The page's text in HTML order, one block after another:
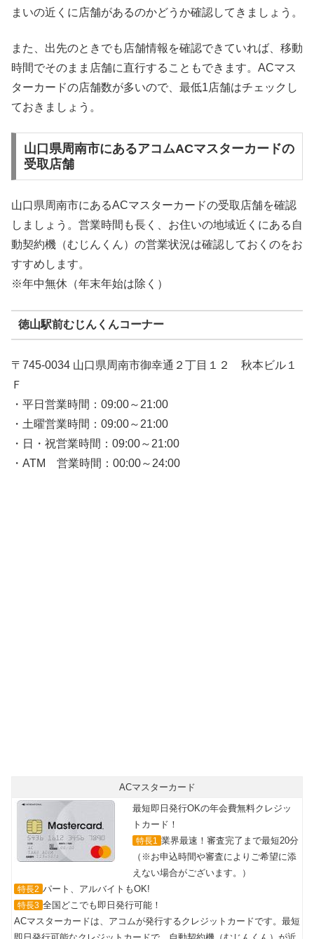
まいの近くに店舗があるのかどうか確認してきましょう。
また、出先のときでも店舗情報を確認できていれば、移動
時間でそのまま店舗に直行することもできます。ACマス
ターカードの店舗数が多いので、最低1店舗はチェックし
ておきましょう。
山口県周南市にあるアコムACマスターカードの
受取店舗
山口県周南市にあるACマスターカードの受取店舗を確認
しましょう。営業時間も長く、お住いの地域近くにある自
動契約機（むじんくん）の営業状況は確認しておくのをお
すすめします。
※年中無休（年末年始は除く）
徳山駅前むじんくんコーナー
〒745-0034 山口県周南市御幸通２丁目１２ 秋本ビル１
Ｆ
・平日営業時間：09:00～21:00
・土曜営業時間：09:00～21:00
・日・祝営業時間：09:00～21:00
・ATM 営業時間：00:00～24:00
ACマスターカード
最短即日発行OKの年会費無料クレジッ
トカード！
特長1 業界最速！審査完了まで最短20分
（※お申込時間や審査によりご希望に添
えない場合がございます。）
特長2 パート、アルバイトもOK!
特長3 全国どこでも即日発行可能！
ACマスターカードは、アコムが発行するクレジットカードです。最短